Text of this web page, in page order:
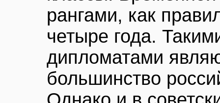
рангами, как
четыре года.
дипломатами
большинство